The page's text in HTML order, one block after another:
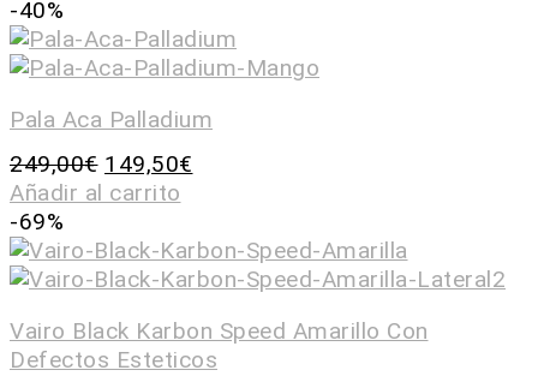
-40%
Pala Aca Palladium
249,00€ 149,50€
Añadir al carrito
-69%
Vairo Black Karbon Speed Amarillo Con
Defectos Esteticos